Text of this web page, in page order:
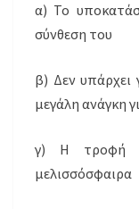
α) Το
σύνθεση του
β) Δεν υπάρχει
μεγάλη ανάγκη
γ) Η τροφή
μελισσόσφαιρα